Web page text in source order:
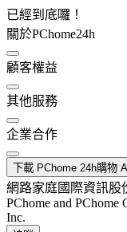
已經到底囉！
關於PChome24h
顧客權益
其他服務
企業合作
下載 PChome 24h購物
網路家庭國際資訊股
PChome and PChome
Inc.